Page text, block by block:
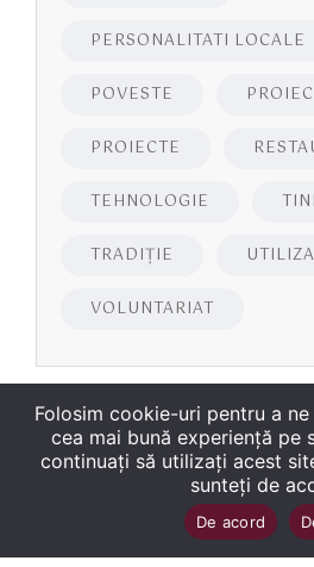
PERSONALITATI LOCALE
POVESTE
PROIECTE
TEHNOLOGIE
TRADIȚIE
VOLUNTARIAT
2026Biblioteca
„George Bariţiu‟ Braşov. Toate
Folosim cookie-uri pentru a
cea mai bună experiență pe
continuați să utilizați acest
sunteți de
De acord